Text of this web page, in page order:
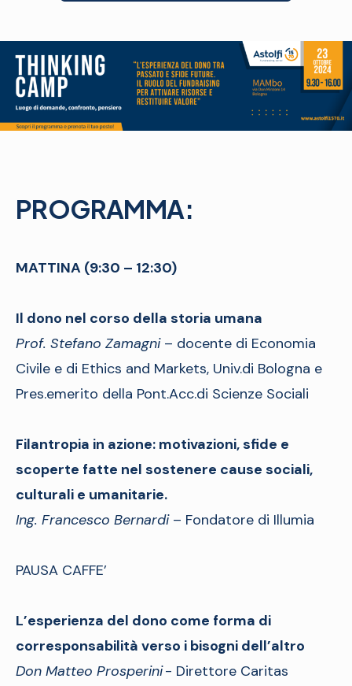
PROGRAMMA:
MATTINA (9:30 – 12:30)
Il dono nel corso della storia umana
Prof. Stefano Zamagni– docente di Economia
Civile e di Ethics and Markets, Univ.di Bologna e
Pres.emerito della Pont.Acc.di Scienze Sociali
Filantropia in azione: motivazioni, sfide e
scoperte fatte nel sostenere cause sociali,
culturali e umanitarie.
Ing. Francesco Bernardi– Fondatore di Illumia
PAUSA CAFFE’
L’esperienza del dono come forma di
corresponsabilità verso i bisogni dell’altro
Don Matteo Prosperini- Direttore Caritas